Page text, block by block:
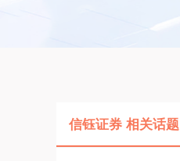
信钰证券 相关话题